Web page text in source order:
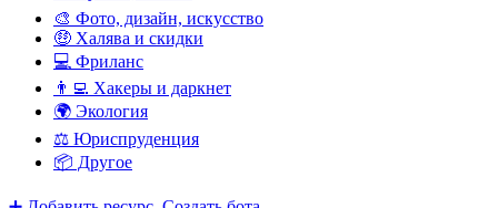
🎨 Фото, дизайн, искусство
🤑 Халява и скидки
💻 Фриланс
👨‍💻 Хакеры и даркнет
🌍 Экология
⚖️ Юриспруденция
📦 Другое